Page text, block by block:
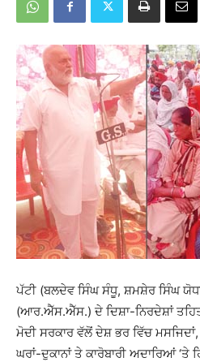
ਪੱਟੀ (ਬਲਦੇਵ ਸਿੰਘ ਸੰਧੂ, ਸ਼ਮਸ਼ੇਰ ਸਿੰਘ
(ਆਰ.ਐੱਸ.ਐੱਸ.) ਦੇ ਦਿਸ਼ਾ-ਨਿਰਦੇਸ਼ਾਂ
ਮੋਦੀ ਸਰਕਾਰ ਵੱਲੋਂ ਦੇਸ਼ ਭਰ ਵਿੱਚ ਮਸਜਿਦਾਂ,
ਘਰਾਂ-ਦੁਕਾਨਾਂ ਤੇ ਕਾਰੋਬਾਰੀ ਅਦਾਰਿਆਂ